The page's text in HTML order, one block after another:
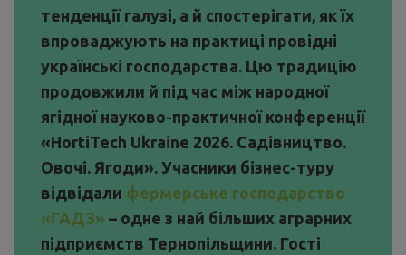
тенденції галузі, а й спостерігати, як їх
впроваджують на практиці провідні
українські господарства. Цю традицію
продовжили й під час між народної
ягідної науково-практичної конференції
«HortiTech Ukraine 2026. Садівництво.
Овочі. Ягоди». Учасники бізнес-туру
відвідали фермерське господарство
«ГАДЗ» – одне з най більших аграрних
підприємств Тернопільщини. Гості